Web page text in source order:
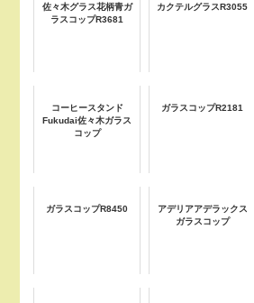
佐々木グラス花柄青ガ
ラスコップR3681
カクテルグラスR3055
コーヒースタンド
Fukudai佐々木ガラス
コップ
ガラスコップR2181
ガラスコップR8450
アデリアアデラックス
ガラスコップ